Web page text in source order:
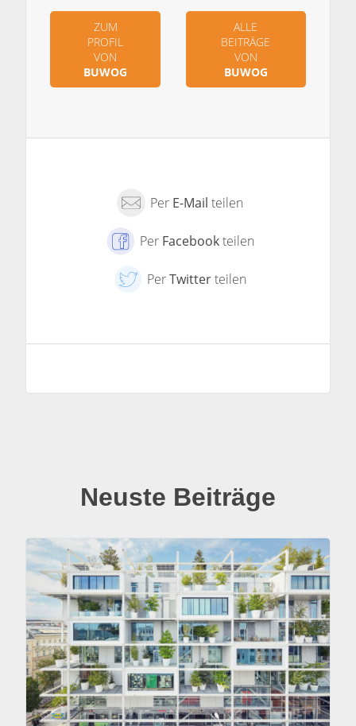
ZUM
PROFIL
VON
BUWOG
ALLE
BEITRÄGE
VON
BUWOG
Per E-Mail teilen
Per Facebookteilen
PerTwitterteilen
Neuste Beiträge